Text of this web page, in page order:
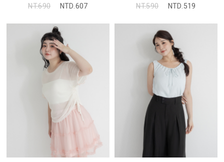
NT.690
NTD.607
NT.590
NTD.519